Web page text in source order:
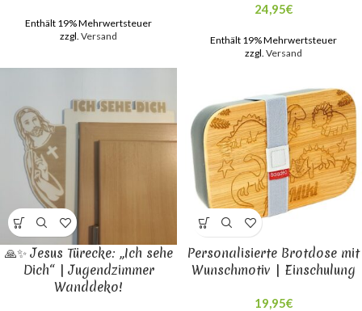
Enthält 19% Mehrwertsteuer
zzgl. Versand
24,95€
Enthält 19% Mehrwertsteuer
zzgl. Versand
🙏✨ Jesus Türecke: „Ich sehe
Dich“ | Jugendzimmer
Wanddeko!
Personalisierte Brotdose mit
Wunschmotiv | Einschulung
19,95€